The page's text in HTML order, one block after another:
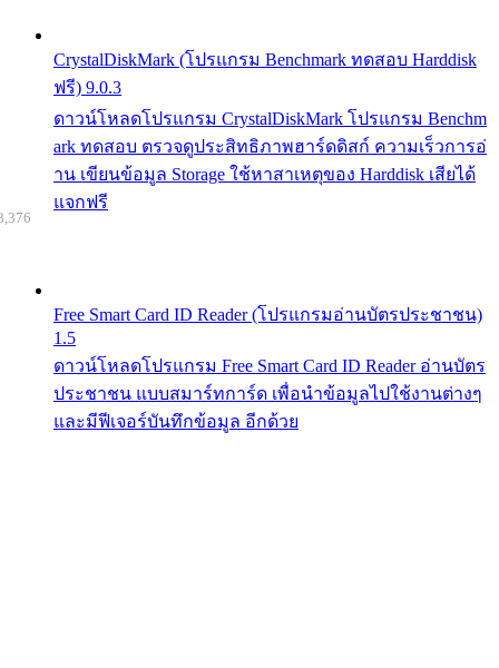
CrystalDiskMark (โปรแกรม Benchmark ทดสอบ Harddisk
ฟรี) 9.0.3
ดาวน์โหลดโปรแกรม CrystalDiskMark โปรแกรม Benchm
ark ทดสอบ ตรวจดูประสิทธิภาพฮาร์ดดิสก์ ความเร็วการอ่
าน เขียนข้อมูล Storage ใช้หาสาเหตุของ Harddisk เสียได้
แจกฟรี
Free Smart Card ID Reader (โปรแกรมอ่านบัตรประชาชน)
1.5
ดาวน์โหลดโปรแกรม Free Smart Card ID Reader อ่านบัตร
ประชาชน แบบสมาร์ทการ์ด เพื่อนำข้อมูลไปใช้งานต่างๆ
และมีฟีเจอร์บันทึกข้อมูล อีกด้วย